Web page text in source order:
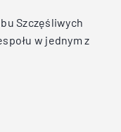
Szczęśliwych
w jednym z